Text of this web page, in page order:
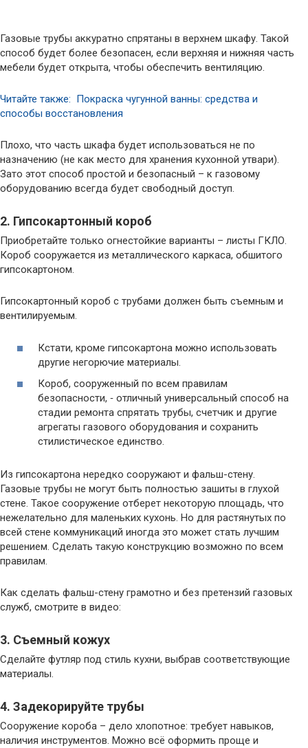
Газовые трубы аккуратно спрятаны в верхнем шкафу. Такой
способ будет более безопасен, если верхняя и нижняя часть
мебели будет открыта, чтобы обеспечить вентиляцию.
Читайте также: Покраска чугунной ванны: средства и
способы восстановления
Плохо, что часть шкафа будет использоваться не по
назначению (не как место для хранения кухонной утвари).
Зато этот способ простой и безопасный – к газовому
оборудованию всегда будет свободный доступ.
2. Гипсокартонный короб
Приобретайте только огнестойкие варианты – листы ГКЛО.
Короб сооружается из металлического каркаса, обшитого
гипсокартоном.
Гипсокартонный короб с трубами должен быть съемным и
вентилируемым.
Кстати, кроме гипсокартона можно использовать
другие негорючие материалы.
Короб, сооруженный по всем правилам
безопасности, ‑ отличный универсальный способ на
стадии ремонта спрятать трубы, счетчик и другие
агрегаты газового оборудования и сохранить
стилистическое единство.
Из гипсокартона нередко сооружают и фальш-стену.
Газовые трубы не могут быть полностью зашиты в глухой
стене. Такое сооружение отберет некоторую площадь, что
нежелательно для маленьких кухонь. Но для растянутых по
всей стене коммуникаций иногда это может стать лучшим
решением. Сделать такую конструкцию возможно по всем
правилам.
Как сделать фальш-стену грамотно и без претензий газовых
служб, смотрите в видео:
3. Съемный кожух
Сделайте футляр под стиль кухни, выбрав соответствующие
материалы.
4. Задекорируйте трубы
Сооружение короба – дело хлопотное: требует навыков,
наличия инструментов. Можно всё оформить проще и